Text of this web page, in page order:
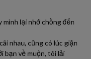
mình lại nhớ chồng đến
nhau, cũng có lúc giận
bạn về muộn, tôi lải